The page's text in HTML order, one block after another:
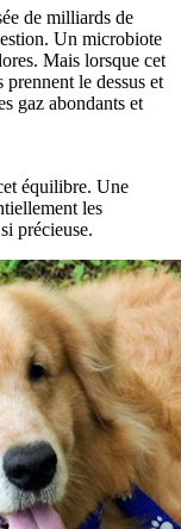
de milliards de
Un microbiote
Mais lorsque cet
le dessus et
gaz abondants et
équilibre. Une
les
précieuse.